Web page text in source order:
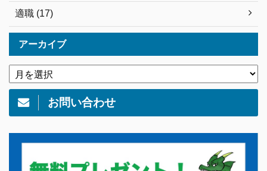
適職 (17)
アーカイブ
お問い合わせ